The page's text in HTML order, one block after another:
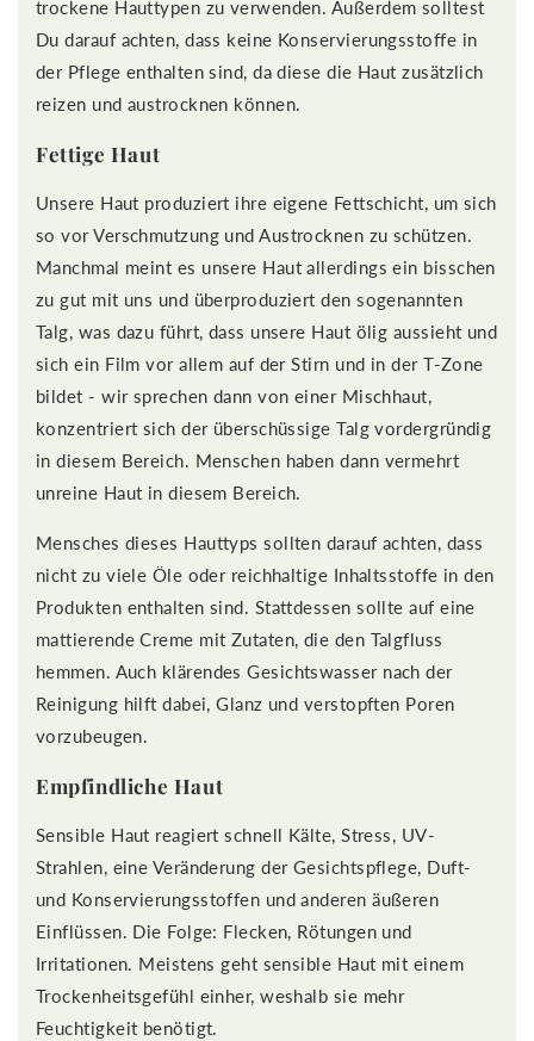
trockene Hauttypen zu verwenden. Außerdem solltest
Du darauf achten, dass keine Konservierungsstoffe in
der Pflege enthalten sind, da diese die Haut zusätzlich
reizen und austrocknen können.
Fettige Haut
Unsere Haut produziert ihre eigene Fettschicht, um sich
so vor Verschmutzung und Austrocknen zu schützen.
Manchmal meint es unsere Haut allerdings ein bisschen
zu gut mit uns und überproduziert den sogenannten
Talg, was dazu führt, dass unsere Haut ölig aussieht und
sich ein Film vor allem auf der Stirn und in der T-Zone
bildet - wir sprechen dann von einer Mischhaut,
konzentriert sich der überschüssige Talg vordergründig
in diesem Bereich. Menschen haben dann vermehrt
unreine Haut in diesem Bereich.
Mensches dieses Hauttyps sollten darauf achten, dass
nicht zu viele Öle oder reichhaltige Inhaltsstoffe in den
Produkten enthalten sind. Stattdessen sollte auf eine
mattierende Creme mit Zutaten, die den Talgfluss
hemmen. Auch klärendes Gesichtswasser nach der
Reinigung hilft dabei, Glanz und verstopften Poren
vorzubeugen.
Empfindliche Haut
Sensible Haut reagiert schnell Kälte, Stress, UV-
Strahlen, eine Veränderung der Gesichtspflege, Duft-
und Konservierungsstoffen und anderen äußeren
Einflüssen. Die Folge: Flecken, Rötungen und
Irritationen. Meistens geht sensible Haut mit einem
Trockenheitsgefühl einher, weshalb sie mehr
Feuchtigkeit benötigt.